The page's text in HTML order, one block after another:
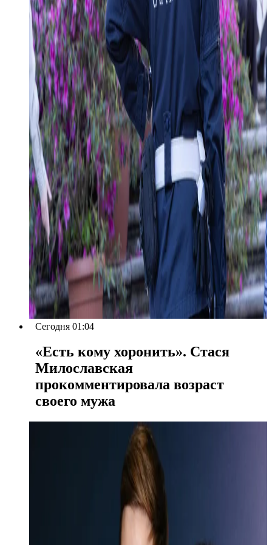
Сегодня 01:04
«Есть кому хоронить». Стася
Милославская
прокомментировала возраст
своего мужа